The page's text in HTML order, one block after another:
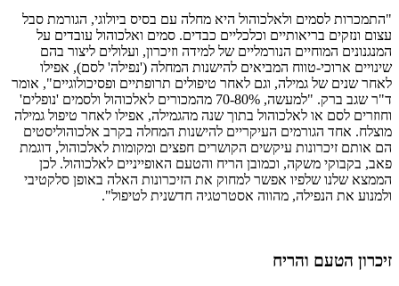
"התמכרות לסמים ולאלכוהול היא מחלה עם בסיס ביולוגי, הגורמת סבל
עצום ונזקים בריאותיים וכלכליים כבדים. סמים ואלכוהול עובדים על
המנגנונים המוחיים הנורמליים של למידה וזיכרון, ועלולים ליצור בהם
שינויים ארוכי-טווח המביאים להישנות המחלה ('נפילה' לסם), אפילו
לאחר שנים של גמילה, וגם לאחר טיפולים תרופתיים ופסיכולוגיים", אומר
ד"ר שגב ברק. "למעשה, 70-80% מהמכורים לאלכוהול ולסמים 'נופלים'
וחוזרים לסם או לאלכוהול בתוך שנה מהגמילה, אפילו לאחר טיפול גמילה
מוצלח. אחד הגורמים העיקריים להישנות המחלה בקרב אלכוהוליסטים
הם אותם זיכרונות עיקשים הקושרים חפצים ומקומות לאלכוהול, דוגמת
פאב, בקבוקי משקה, וכמובן הריח והטעם האופייניים לאלכוהול. לכן
הממצא שלנו שלפיו אפשר למחוק את הזיכרונות האלה באופן סלקטיבי
ולמנוע את הנפילה, מהווה אסטרטגיה חדשנית לטיפול".
זיכרון הטעם והריח